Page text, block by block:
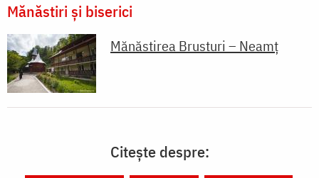
Mănăstiri și biserici
Mănăstirea Brusturi – Neamț
Citește despre: